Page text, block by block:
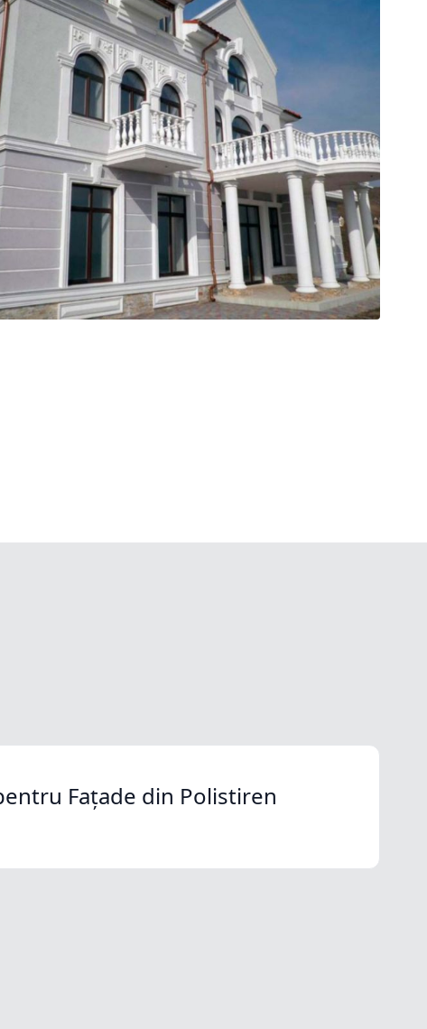
Fațade din Polistiren